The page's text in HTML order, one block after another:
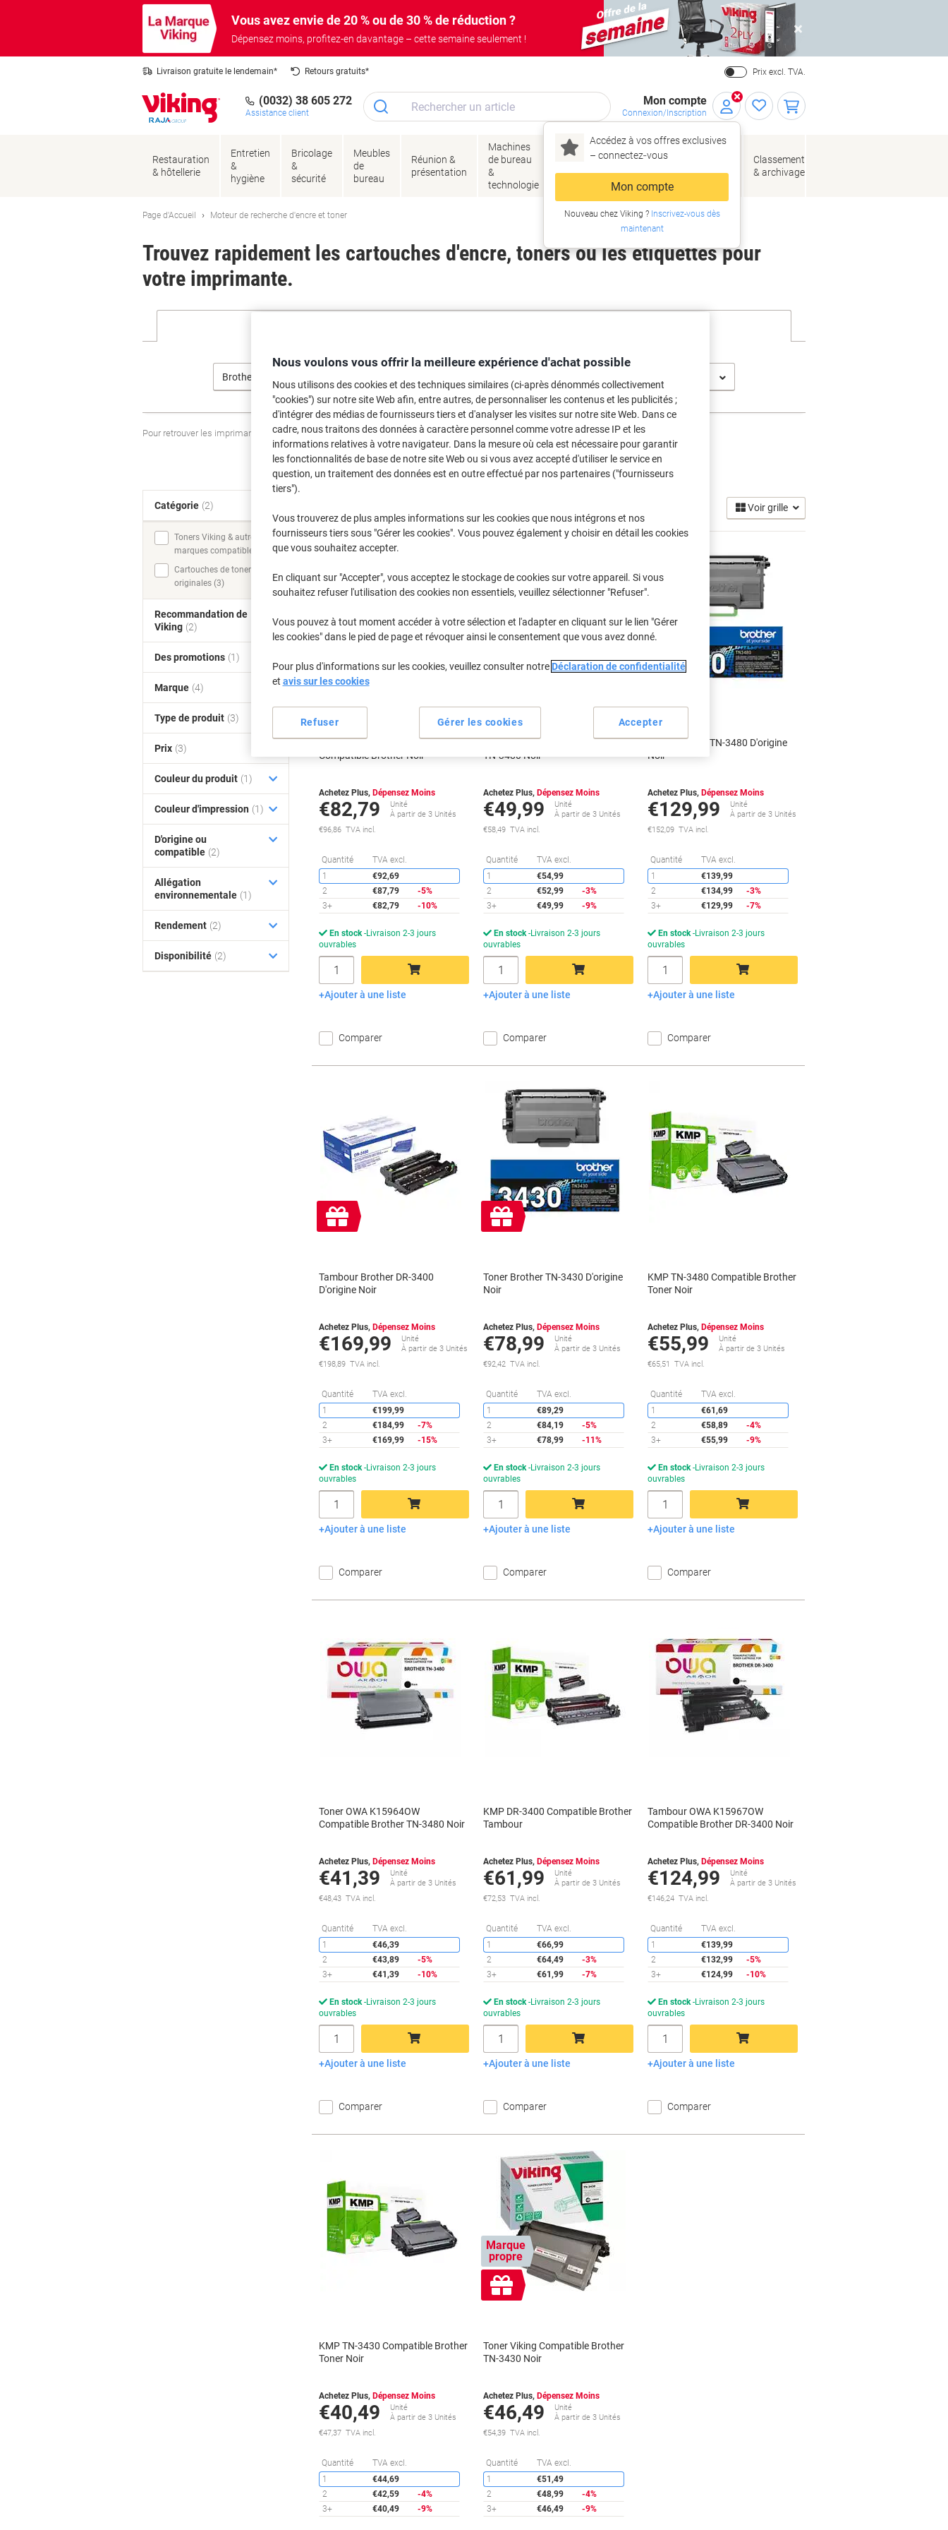
Vous avez envie de 20 % ou de 30 % de réduction ?
Dépensez moins, profitez-en davantage – cette semaine seulement !
Close
Livraison gratuite le lendemain* Retours gratuits* Prix excl. TVA.
(0032) 38 605 272
Assistance client
Mon compte
Connexion/Inscription
Accédez à vos offres exclusives
– connectez‑vous
Mon compte
Nouveau chez Viking ?Inscrivez-vous dès
maintenant
Restauration
& hôtellerie
Entretien
&
hygiène
Bricolage
&
sécurité
Meubles
de
bureau
Réunion &
présentation
Machines
de bureau
&
technologie
Encres
Papier,
enveloppes
&
emballage
de bureau
Classement
& archivage
Page d'Accueil Moteur de recherche d'encre et toner
Trouvez rapidement les cartouches d'encre, toners ou les étiquettes pour
votre imprimante.
Brother
Pour retrouver les imprimantes listées et/ou les cartouches précédemment achetéesSe connecter
Brother MFC-L 5800 Cartouches Toner (11)
Voir grille
Marque
Cadeau
Tambour Viking DR3400
Compatible Brother Noir
Achetez Plus, Dépensez Moins
€82,79
Unité
À partir de 3 Unités
€96,86 TVA incl.
Quantité TVA excl.
Économies
1
€92,69
2
€87,79
-5%
3+
€82,79 -10%
En stock Livraison 2-3 jours
ouvrables
Quantité
Ajouter au panier
Ajouter à une liste
Comparer
Marque
Toner Viking compatible Brother
TN-3480 Noir
Achetez Plus, Dépensez Moins
€49,99
Unité
À partir de 3 Unités
€58,49 TVA incl.
Quantité TVA excl.
Économies
1
€54,99
2
€52,99
-3%
3+
€49,99 -9%
En stock Livraison 2-3 jours
ouvrables
Quantité
Ajouter au panier
Ajouter à une liste
Comparer
Cadeau
Toner Brother TN-3480 D'origine
Noir
Achetez Plus, Dépensez Moins
€129,99
Unité
À partir de 3 Unités
€152,09 TVA incl.
Quantité TVA excl.
1
€139,99
2
€134,99
-3%
3+
€129,99 -7%
En stock Livraison 2-3 jours
ouvrables
Quantité
Ajouter au panier
Ajouter à une liste
Comparer
Cadeau
gratuit
Tambour Brother DR-3400
D'origine Noir
Achetez Plus, Dépensez Moins
€169,99
Unité
À partir de 3 Unités
€198,89 TVA incl.
Quantité TVA excl.
Économies
1
€199,99
2
€184,99
-7%
3+
€169,99 -15%
En stock Livraison 2-3 jours
ouvrables
Quantité
Ajouter au panier
Ajouter à une liste
Comparer
Cadeau
gratuit
Toner Brother TN-3430 D'origine
Noir
Achetez Plus, Dépensez Moins
€78,99
Unité
À partir de 3 Unités
€92,42 TVA incl.
Quantité TVA excl.
Économies
1
€89,29
2
€84,19
-5%
3+
€78,99 -11%
En stock Livraison 2-3 jours
ouvrables
Quantité
Ajouter au panier
Ajouter à une liste
Comparer
KMP TN-3480 Compatible Brother
Toner Noir
Achetez Plus, Dépensez Moins
€55,99
Unité
À partir de 3 Unités
€65,51 TVA incl.
Quantité TVA excl.
1
€61,69
2
€58,89
-4%
3+
€55,99 -9%
En stock Livraison 2-3 jours
ouvrables
Quantité
Ajouter au panier
Ajouter à une liste
Comparer
Toner OWA K15964OW
Compatible Brother TN-3480 Noir
Achetez Plus, Dépensez Moins
€41,39
Unité
À partir de 3 Unités
€48,43 TVA incl.
Quantité TVA excl.
Économies
1
€46,39
2
€43,89
-5%
3+
€41,39 -10%
En stock Livraison 2-3 jours
ouvrables
Quantité
Ajouter au panier
Ajouter à une liste
Comparer
KMP DR-3400 Compatible Brother
Tambour
Achetez Plus, Dépensez Moins
€61,99
Unité
À partir de 3 Unités
€72,53 TVA incl.
Quantité TVA excl.
Économies
1
€66,99
2
€64,49
-3%
3+
€61,99 -7%
En stock Livraison 2-3 jours
ouvrables
Quantité
Ajouter au panier
Ajouter à une liste
Comparer
Tambour OWA K15967OW
Compatible Brother DR-3400 Noir
Achetez Plus, Dépensez Moins
€124,99
Unité
À partir de 3 Unités
€146,24 TVA incl.
Quantité TVA excl.
1
€139,99
2
€132,99
-5%
3+
€124,99 -10%
En stock Livraison 2-3 jours
ouvrables
Quantité
Ajouter au panier
Ajouter à une liste
Comparer
KMP TN-3430 Compatible Brother
Toner Noir
Achetez Plus, Dépensez Moins
€40,49
Unité
À partir de 3 Unités
€47,37 TVA incl.
Quantité TVA excl.
Économies
1
€44,69
2
€42,59
-4%
3+
€40,49 -9%
Marque
propre
Cadeau
gratuit
Toner Viking Compatible Brother
TN-3430 Noir
Achetez Plus, Dépensez Moins
€46,49
Unité
À partir de 3 Unités
€54,39 TVA incl.
Quantité TVA excl.
1
€51,49
2
€48,99
-4%
3+
€46,49 -9%
Catégorie (2)
Toners Viking & autres
marques compatibles (7)
Cartouches de toner
originales (3)
Recommandation de
Viking (2)
Des promotions (1)
Marque (4)
Type de produit (3)
Prix (3)
Couleur du produit (1)
Couleur d'impression (1)
D'origine ou
compatible (2)
Allégation
environnementale (1)
Rendement (2)
Disponibilité (2)
Nous voulons vous offrir la meilleure expérience d'achat possible
Nous utilisons des cookies et des techniques similaires (ci-après dénommés collectivement
"cookies") sur notre site Web afin, entre autres, de personnaliser les contenus et les publicités ;
d'intégrer des médias de fournisseurs tiers et d'analyser les visites sur notre site Web. Dans ce
cadre, nous traitons des données à caractère personnel comme votre adresse IP et les
informations relatives à votre navigateur. Dans la mesure où cela est nécessaire pour garantir
les fonctionnalités de base de notre site Web ou si vous avez accepté d'utiliser le service en
question, un traitement des données est en outre effectué par nos partenaires ("fournisseurs
tiers").
Vous trouverez de plus amples informations sur les cookies que nous intégrons et nos
fournisseurs tiers sous "Gérer les cookies". Vous pouvez également y choisir en détail les cookies
que vous souhaitez accepter.
En cliquant sur "Accepter", vous acceptez le stockage de cookies sur votre appareil. Si vous
souhaitez refuser l'utilisation des cookies non essentiels, veuillez sélectionner "Refuser".
Vous pouvez à tout moment accéder à votre sélection et l'adapter en cliquant sur le lien "Gérer
les cookies" dans le pied de page et révoquer ainsi le consentement que vous avez donné.
Pour plus d'informations sur les cookies, veuillez consulter notre Déclaration de confidentialité
et avis sur les cookies
Gérer les cookies
Refuser Accepter